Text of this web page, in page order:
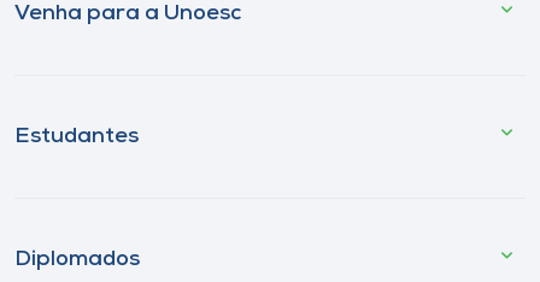
Venha para a Unoesc
Estudantes
Diplomados